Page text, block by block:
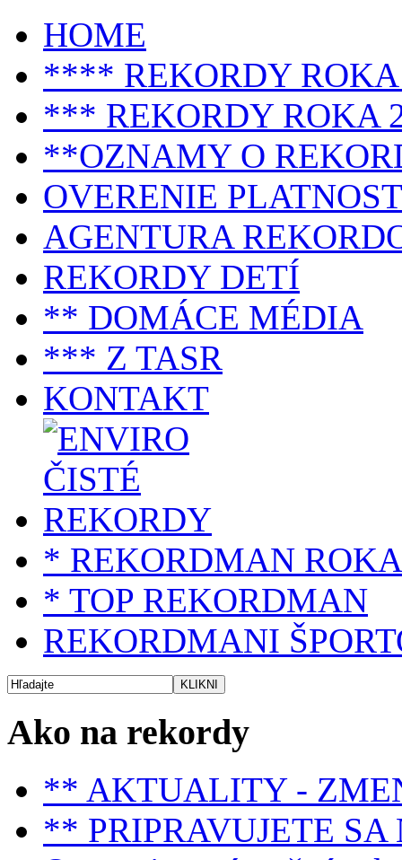
HOME
**** REKORDY ROKA
*** REKORDY ROKA
**OZNAMY O
OVERENIE
AGENTURA
REKORDY DETÍ
** DOMÁCE MÉDIA
*** Z TASR
KONTAKT
* REKORDMAN ROKA
* TOP REKORDMAN
REKORDMANI
Ako na rekordy
** AKTUALITY -
** PRIPRAVUJETE SA